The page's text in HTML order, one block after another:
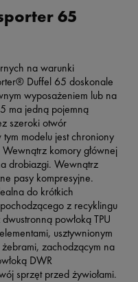
65
na warunki
Duffel 65 doskonale
wyposażeniem lub na
ma jedną pojemną
szeroki otwór
modelu jest chroniony
komory głównej
drobiazgi. Wewnątrz
pasy kompresyjne.
do krótkich
z recyklingu
powłoką TPU
usztywnionym
żebrami, zachodzącym na
DWR
sprzęt przed żywiołami.